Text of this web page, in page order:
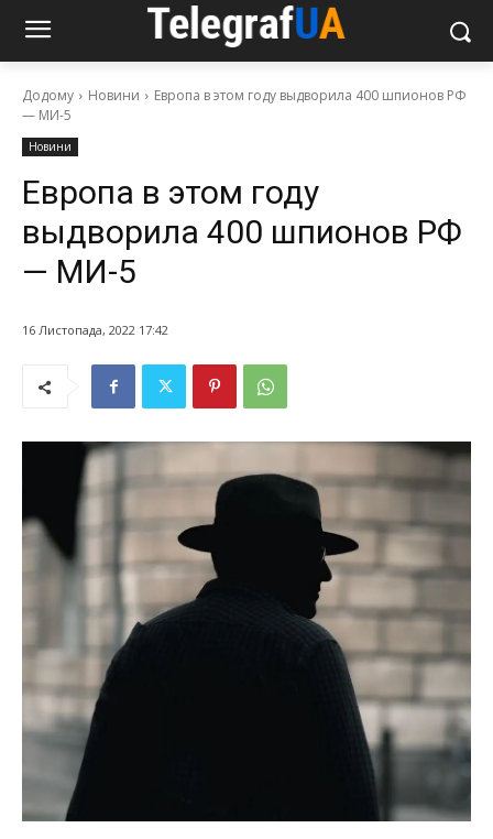
Додому Новини
Европа в этом году выдворила 400 шпионов РФ
— МИ-5
Новини
Европа в этом году
выдворила 400 шпионов РФ
— МИ-5
16 Листопада, 2022 17:42